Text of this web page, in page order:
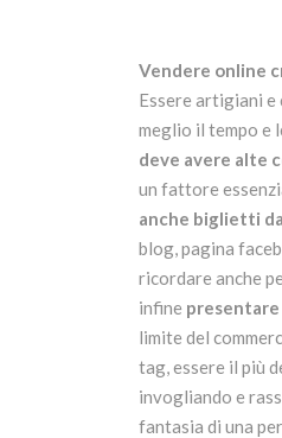
Vendere online
Essere artigiani e
meglio il tempo e
deve avere alte
un fattore
anche biglietti
blog, pagina
ricordare anche
infine
limite del
tag, essere il più
invogliando e
fantasia di una